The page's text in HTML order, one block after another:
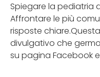
Spiegare la pediatria
Affrontare le più
risposte
divulgativo che
su pagina Facebook